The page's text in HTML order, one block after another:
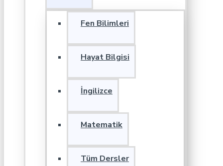
Fen Bilimleri
Hayat Bilgisi
İngilizce
Matematik
Tüm Dersler